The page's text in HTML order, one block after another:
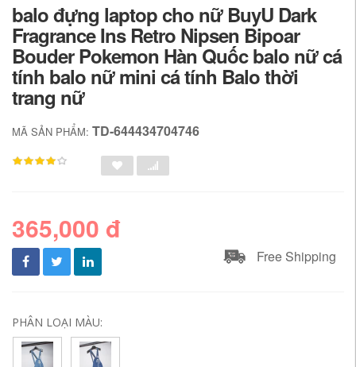
balo đựng laptop cho nữ BuyU Dark
Fragrance Ins Retro Nipsen Bipoar
Bouder Pokemon Hàn Quốc balo nữ cá
tính balo nữ mini cá tính Balo thời
trang nữ
MÃ SẢN PHẨM: TD-644434704746
365,000 đ
Free Shipping
PHÂN LOẠI MÀU: